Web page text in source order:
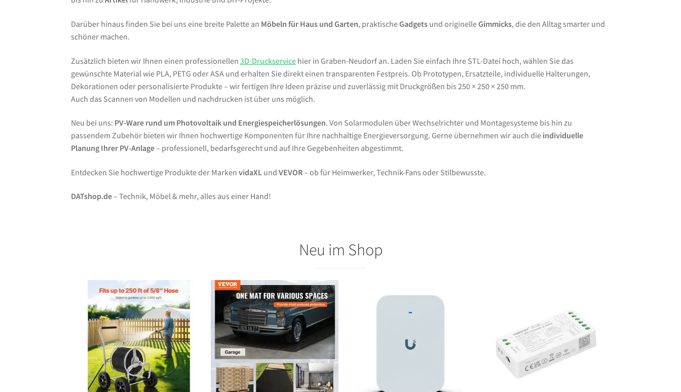
Darüber hinaus finden Sie bei uns eine breite Palette an Möbeln für Haus und Garten, praktischeGadgets und originelleGimmicks, die den Alltag smarter und
schöner machen.
Zusätzlich bieten wir Ihnen einen professionellen3D-Druckservice hier in Graben-Neudorf an. Laden Sie einfach Ihre STL-Datei hoch, wählen Sie das
gewünschte Material wie PLA, PETG oder ASA und erhalten Sie direkt einen transparenten Festpreis. Ob Prototypen, Ersatzteile, individuelle Halterungen,
Dekorationen oder personalisierte Produkte – wir fertigen Ihre Ideen präzise und zuverlässig mit Druckgrößen bis 250 × 250 × 250 mm.
Auch das Scannen von Modellen und nachdrucken ist über uns möglich.
Neu bei uns: PV-Ware rund um Photovoltaik und Energiespeicherlösungen. Von Solarmodulen über Wechselrichter und Montagesysteme bis hin zu
passendem Zubehör bieten wir Ihnen hochwertige Komponenten für Ihre nachhaltige Energieversorgung. Gerne übernehmen wir auch die individuelle
Planung Ihrer PV-Anlage– professionell, bedarfsgerecht und auf Ihre Gegebenheiten abgestimmt.
Entdecken Sie hochwertige Produkte der MarkenvidaXL undVEVOR– ob für Heimwerker, Technik-Fans oder Stilbewusste.
DATshop.de– Technik, Möbel & mehr, alles aus einer Hand!
Neu im Shop